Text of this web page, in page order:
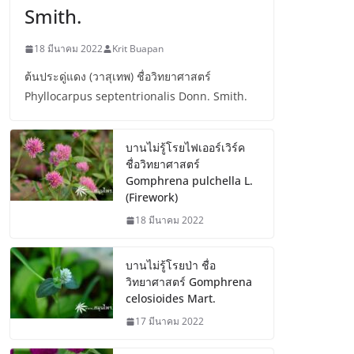
Smith.
18 มีนาคม 2022 Krit Buapan
ต้นประดู่แดง (วาสุเทพ) ชื่อวิทยาศาสตร์
Phyllocarpus septentrionalis Donn. Smith.
บานไม่รู้โรยไฟเออร์เวิร์ค
ชื่อวิทยาศาสตร์
Gomphrena pulchella L.
(Firework)
18 มีนาคม 2022
บานไม่รู้โรยป่า ชื่อ
วิทยาศาสตร์ Gomphrena
celosioides Mart.
17 มีนาคม 2022